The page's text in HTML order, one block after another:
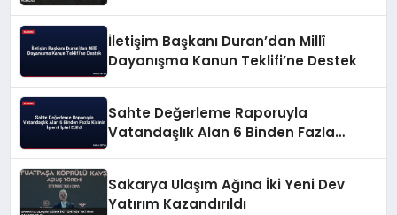
İletişim Başkanı Duran’dan Millî
Dayanışma Kanun Teklifi’ne Destek
Sahte Değerleme Raporuyla
Vatandaşlık Alan 6 Binden Fazla
Sakarya Ulaşım Ağına İki Yeni Dev
Yatırım Kazandırıldı